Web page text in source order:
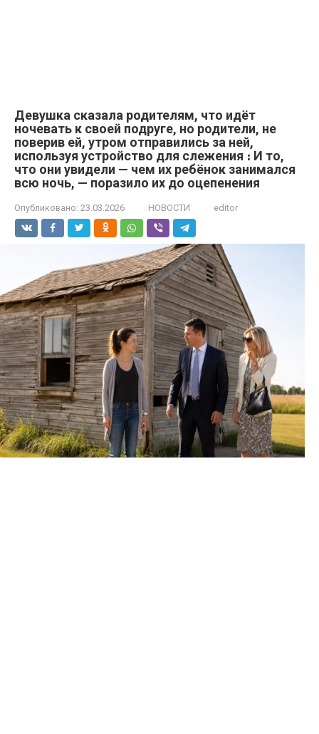
Девушка сказала родителям, что идёт
ночевать к своей подруге, но родители, не
поверив ей, утром отправились за ней,
используя устройство для слежения ։ И то,
что они увидели — чем их ребёнок занимался
всю ночь, — поразило их до оцепенения
Опубликовано: 23.03.2026 НОВОСТИ editor